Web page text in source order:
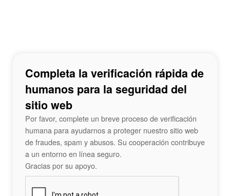
Completa la verificación rápida de
humanos para la seguridad del
sitio web
Por favor, complete un breve proceso de verificación
humana para ayudarnos a proteger nuestro sitio web
de fraudes, spam y abusos. Su cooperación contribuye
a un entorno en línea seguro.
Gracias por su apoyo.